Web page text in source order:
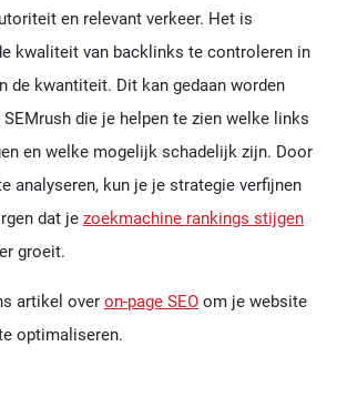
en relevant verkeer. Het is
kwaliteit van backlinks te controleren in
de kwantiteit. Dit kan gedaan worden
die je helpen te zien welke links
en welke mogelijk schadelijk zijn. Door
analyseren, kun je je strategie verfijnen
dat je zoekmachine rankings stijgen
groeit.
artikel over on-page SEO om je website
optimaliseren.